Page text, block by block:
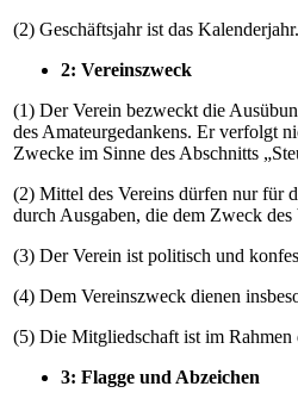
(2) Geschäftsjahr ist das Kalenderjahr.
2: Vereinszweck
(1) Der Verein bezweckt die
des Amateurgedankens. Er verfolgt
Zwecke im Sinne des Abschnitts
(2) Mittel des Vereins dürfen nur für
durch Ausgaben, die dem Zweck
(3) Der Verein ist politisch und
(4) Dem Vereinszweck dienen
(5) Die Mitgliedschaft ist im Rahmen
3: Flagge und Abzeichen